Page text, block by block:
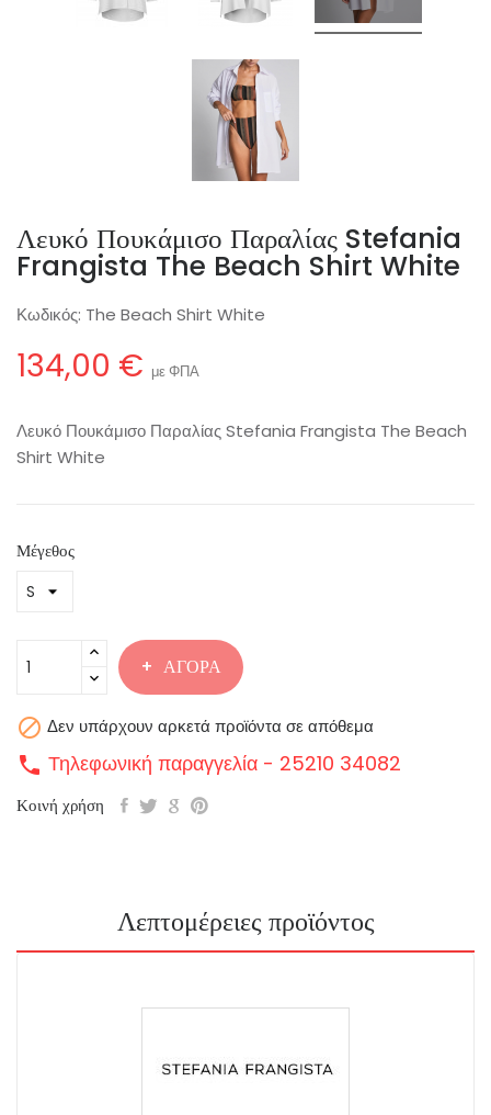
Λευκό Πουκάμισο Παραλίας Stefania
Frangista The Beach Shirt White
Κωδικός: The Beach Shirt White
134,00 € με ΦΠΑ
Λευκό Πουκάμισο Παραλίας Stefania Frangista The Beach
Shirt White
Μέγεθος
ΑΓΟΡΆ
 Δεν υπάρχουν αρκετά προϊόντα σε απόθεμα
call Τηλεφωνική παραγγελία - 25210 34082
Κοινή χρήση
Λεπτομέρειες προϊόντος